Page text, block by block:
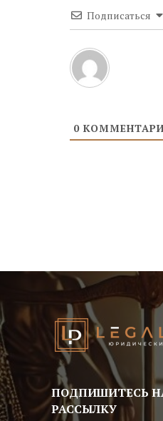
Подписаться
0
ПОДПИШИТЕСЬ
РАССЫЛКУ